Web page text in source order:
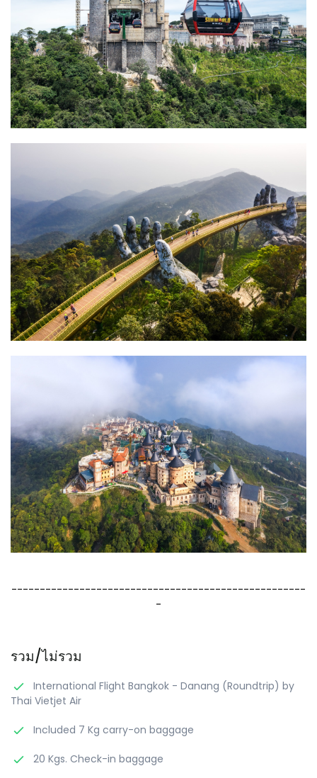
----------------------------------------------------
-
รวม/ไม่รวม
International Flight Bangkok - Danang (Roundtrip) by
Thai Vietjet Air
Included 7 Kg carry-on baggage
20 Kgs. Check-in baggage